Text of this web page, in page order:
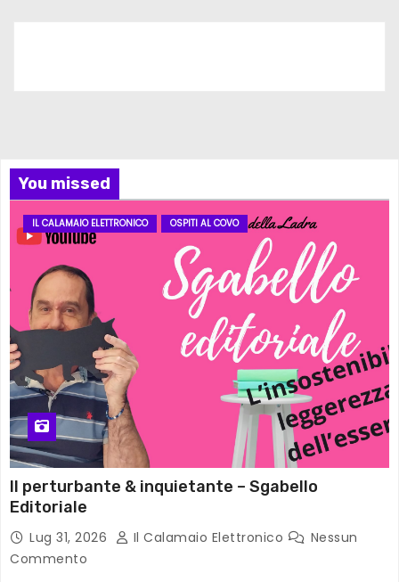
You missed
IL CALAMAIO ELETTRONICO OSPITI AL COVO
Il perturbante & inquietante – Sgabello
Editoriale
Lug 31, 2026 Il Calamaio Elettronico
Nessun
Commento